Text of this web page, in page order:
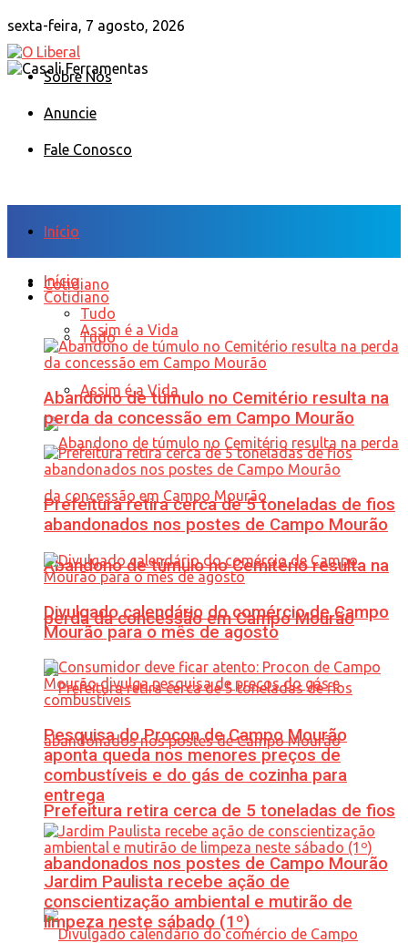
sexta-feira, 7 agosto, 2026
Sobre Nós
Anuncie
Fale Conosco
Início
Cotidiano
Tudo
Assim é a Vida
Abandono de túmulo no Cemitério resulta na
perda da concessão em Campo Mourão
Prefeitura retira cerca de 5 toneladas de fios
abandonados nos postes de Campo Mourão
Início
Cotidiano
Tudo
Assim é a Vida
Abandono de túmulo no Cemitério resulta na
perda da concessão em Campo Mourão
Prefeitura retira cerca de 5 toneladas de fios
abandonados nos postes de Campo Mourão
Divulgado calendário do comércio de Campo
Mourão para o mês de agosto
Pesquisa do Procon de Campo Mourão
aponta queda nos menores preços de
combustíveis e do gás de cozinha para
entrega
Jardim Paulista recebe ação de
conscientização ambiental e mutirão de
limpeza neste sábado (1º)